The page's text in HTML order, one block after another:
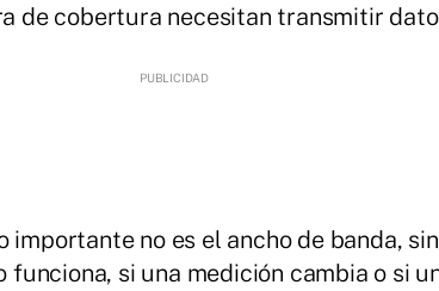
de cobertura necesitan transmitir
importante no es el ancho de banda,
funciona, si una medición cambia o si